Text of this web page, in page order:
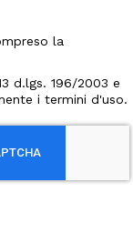
la
d.lgs. 196/2003 e
i termini d'uso.